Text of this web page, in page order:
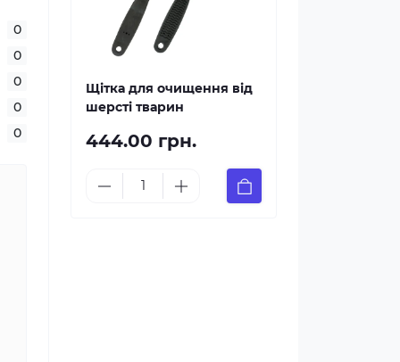
0
0
0
0
0
Щітка для очищення від
шерсті тварин
444.00 грн.